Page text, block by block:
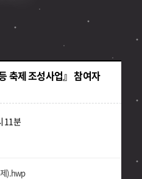
축제 조성사업』 참여자
11분